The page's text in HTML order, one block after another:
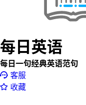
每日英语
每日一句经典英语范句
客服
收藏